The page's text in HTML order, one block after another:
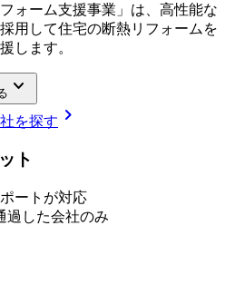
ォーム支援事業」は、高性能な
用して住宅の断熱リフォームを
します。
keyboard_arrow_down
を探す chevron_right
ッ ト
ートが対応
過した会社のみ